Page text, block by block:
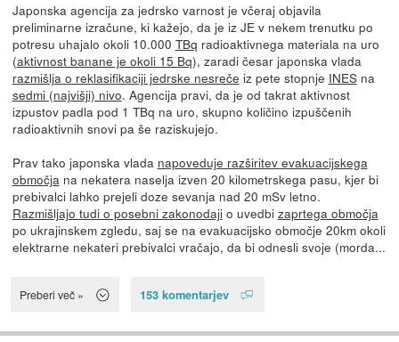
Japonska agencija za jedrsko varnost je včeraj objavila
preliminarne izračune, ki kažejo, da je iz JE v nekem trenutku po
potresu uhajalo okoli 10.000 TBq radioaktivnega materiala na uro
(aktivnost banane je okoli 15 Bq), zaradi česar japonska vlada
razmišlja o reklasifikaciji jedrske nesreče iz pete stopnje INESna
sedmi (najvišji) nivo. Agencija pravi, da je od takrat aktivnost
izpustov padla pod 1 TBq na uro, skupno količino izpuščenih
radioaktivnih snovi pa še raziskujejo.
Prav tako japonska vlada napoveduje razširitev evakuacijskega
območjana nekatera naselja izven 20 kilometrskega pasu, kjer bi
prebivalci lahko prejeli doze sevanja nad 20 mSv letno.
Razmišljajo tudi o posebni zakonodajio uvedbi zaprtega območja
po ukrajinskem zgledu, saj se na evakuacijsko območje 20km okoli
elektrarne nekateri prebivalci vračajo, da bi odnesli svoje (morda...
Preberi več » 153 komentarjev